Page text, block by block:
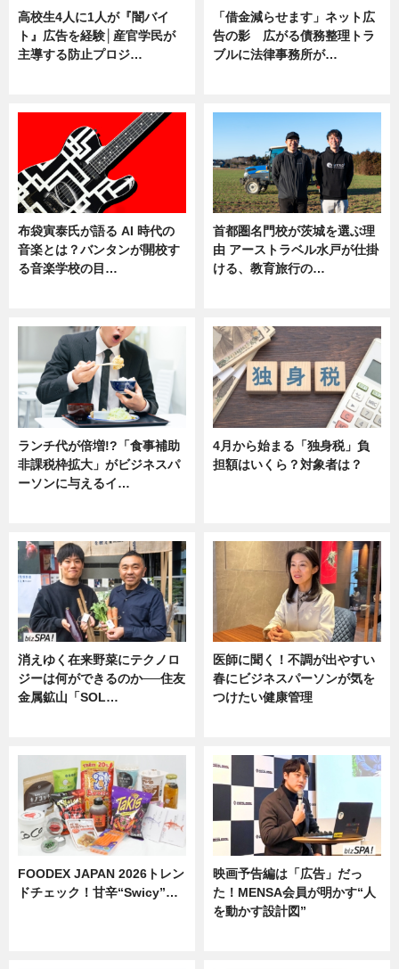
高校生4人に1人が『闇バイ
ト』広告を経験│産官学民が
主導する防止プロジ…
「借金減らせます」ネット広
告の影 広がる債務整理トラ
ブルに法律事務所が…
布袋寅泰氏が語る AI 時代の
音楽とは？バンタンが開校す
る音楽学校の目…
首都圏名門校が茨城を選ぶ理
由 アーストラベル水戸が仕掛
ける、教育旅行の…
ランチ代が倍増!?「食事補助
非課税枠拡大」がビジネスパ
ーソンに与えるイ…
4月から始まる「独身税」負
担額はいくら？対象者は？
消えゆく在来野菜にテクノロ
ジーは何ができるのか──住友
金属鉱山「SOL…
医師に聞く！不調が出やすい
春にビジネスパーソンが気を
つけたい健康管理
FOODEX JAPAN 2026トレン
ドチェック！甘辛“Swicy”…
映画予告編は「広告」だっ
た！MENSA会員が明かす“人
を動かす設計図”